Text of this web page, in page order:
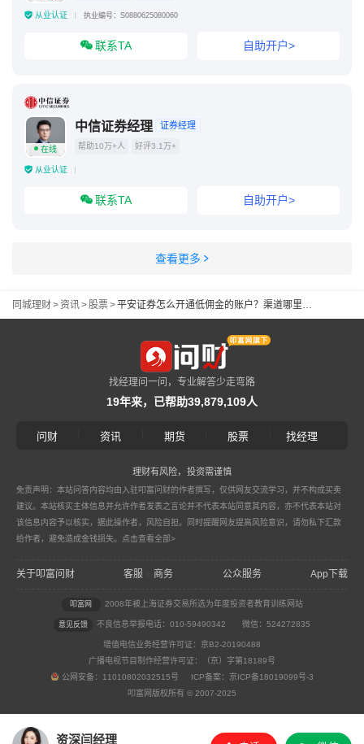
从业认证 执业编号：S0880625080060
联系TA 自助开户>
在线
中信证券经理 证券经理
帮助10万+人 好评3.1万+
从业认证
联系TA 自助开户>
查看更多
同城理财>资讯>股票> 平安证券怎么开通低佣金的账户？渠道哪里获取？
资深闫经理
找经理问一问，专业解答少走弯路
19年来，已帮助39,879,109人
问财 资讯 期货 股票 找经理
理财有风险，投资需谨慎
免责声明：本站问答内容均由入驻叩富问财的作者撰写，仅供网友交流学习，并不构成买卖
建议。本站核实主体信息并允许作者发表之言论并不代表本站同意其内容，亦不代表本站对
该信息内容予以核实，据此操作者，风险自担。同时提醒网友提高风险意识，请勿私下汇款
给作者，避免造成金钱损失。 点击查看全部>
关于叩富问财 客服 商务 公众服务 App下载
叩富网 2008年被上海证券交易所选为年度投资者教育训练网站
意见反馈 不良信息举报电话：010-59490342 微信：524272835
增值电信业务经营许可证：京B2-20190488
广播电视节目制作经营许可证：（京）字第18189号
公网安备：11010802032515号 ICP备案：京ICP备18019099号-3
叩富网版权所有 © 2007-2025